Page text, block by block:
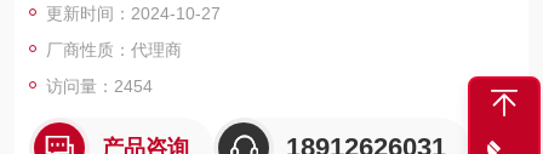
· 内置模拟指针显示可轻松实现跳动测量。
· 测量中可显示***值、***值和溢出值。
更新时间：2024-10-27
厂商性质：代理商
访问量：2454
产品咨询 18912626031